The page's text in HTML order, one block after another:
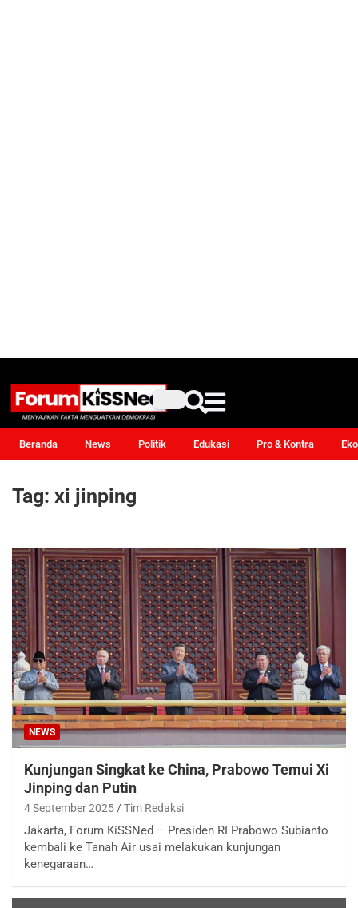
Beranda News Politik Edukasi Pro & Kontra
Tag: xi jinping
NEWS
Kunjungan Singkat ke China, Prabowo Temui Xi
Jinping dan Putin
4 September 2025 Tim Redaksi
Jakarta, Forum KiSSNed – Presiden RI Prabowo Subianto
kembali ke Tanah Air usai melakukan kunjungan
kenegaraan…